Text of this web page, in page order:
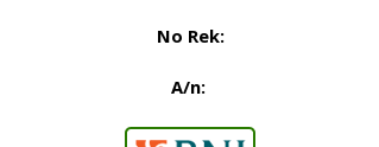
No Rek:
A/n: